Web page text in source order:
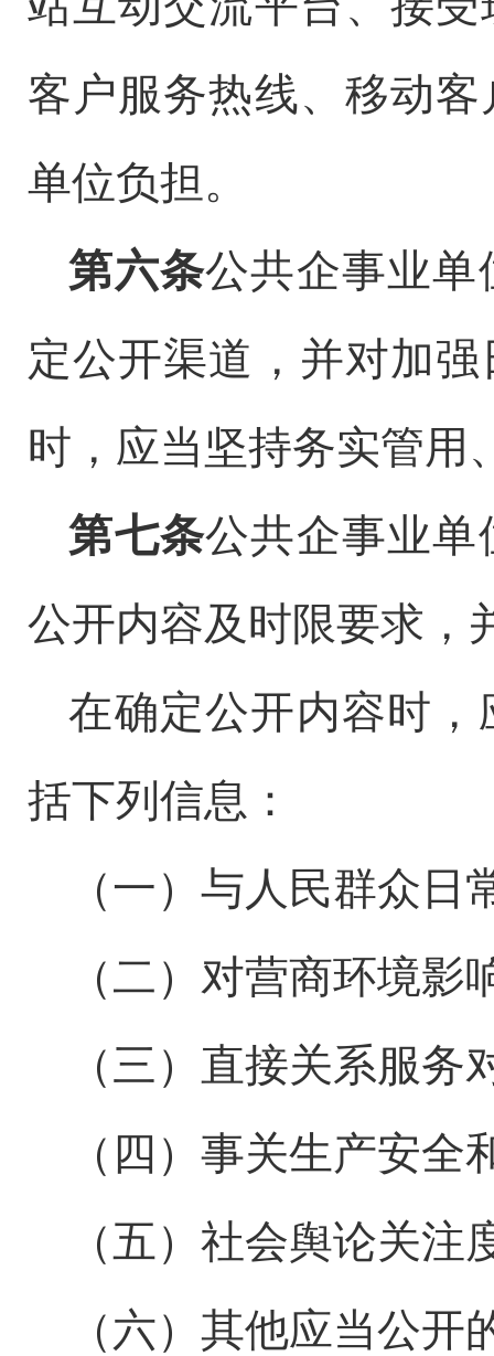
客户服务热线、移动
单位负担。
第六条公共企事业单
定公开渠道，并对加
时，应当坚持务实管用
第七条公共企事业单
公开内容及时限要求，
在确定公开内容时
括下列信息：
（一）与人民群众
（二）对营商环境影
（三）直接关系服
（四）事关生产安
（五）社会舆论关
（六）其他应当公开